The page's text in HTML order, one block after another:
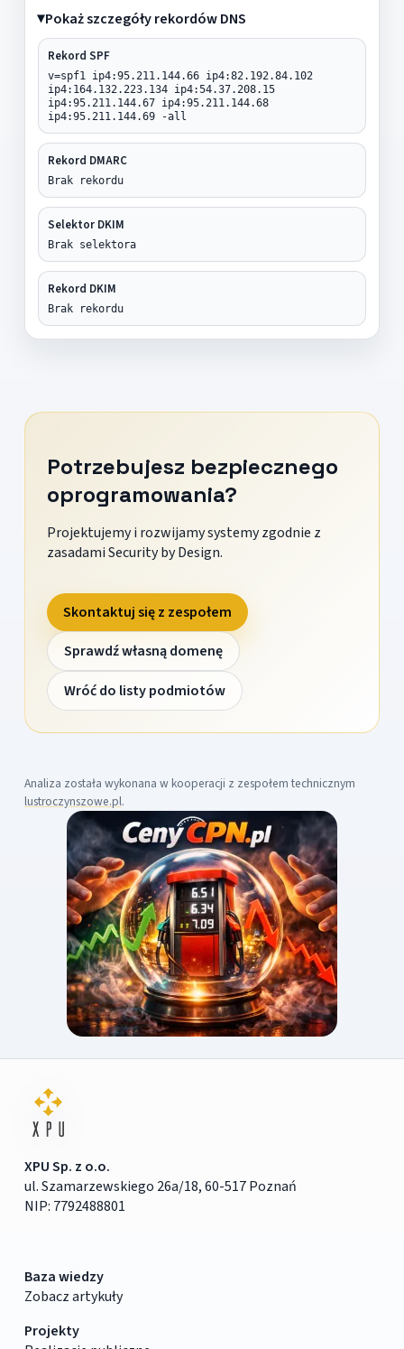
Pokaż szczegóły rekordów DNS
Rekord SPF
v=spf1 ip4:95.211.144.66 ip4:82.192.84.102
ip4:164.132.223.134 ip4:54.37.208.15
ip4:95.211.144.67 ip4:95.211.144.68
ip4:95.211.144.69 -all
Rekord DMARC
Brak rekordu
Selektor DKIM
Brak selektora
Rekord DKIM
Brak rekordu
Potrzebujesz bezpiecznego
oprogramowania?
Projektujemy i rozwijamy systemy zgodnie z
zasadami Security by Design.
Skontaktuj się z zespołem
Sprawdź własną domenę
Wróć do listy podmiotów
Analiza została wykonana w kooperacji z zespołem technicznym
lustroczynszowe.pl.
XPU Sp. z o.o.
ul. Szamarzewskiego 26a/18, 60-517 Poznań
NIP: 7792488801
Baza wiedzy
Zobacz artykuły
Projekty